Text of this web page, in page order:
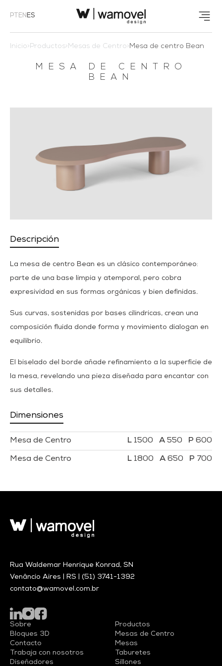
PT EN ES
Inicio>Productos>Mesas de Centro>Mesa de centro Bean
MESA DE CENTRO
BEAN
Descripción
La mesa de centro Bean es un clásico contemporáneo:
parte de una base limpia y atemporal, pero cobra
expresividad en sus formas orgánicas y bien definidas.
Sus curvas, sostenidas por bases cilíndricas, crean una
composición fluida donde forma y movimiento dialogan en
equilibrio.
El biselado del borde añade refinamiento a la superficie de
la mesa, revelando una pieza diseñada para encantar con
sus detalles.
Dimensiones
Mesa de Centro 1500 550 600
Mesa de Centro 1800 650 700
Rua Waldemar Henrique Konrad, SN
Venâncio Aires | RS | (51) 3741-1392
contato@wamovel.com.br
Sobre
Bloques 3D
Contacto
Trabaja con nosotros
Diseñadores
Productos
Mesas de Centro
Mesas
Taburetes
Sillones